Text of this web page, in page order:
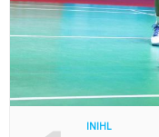
INIHL